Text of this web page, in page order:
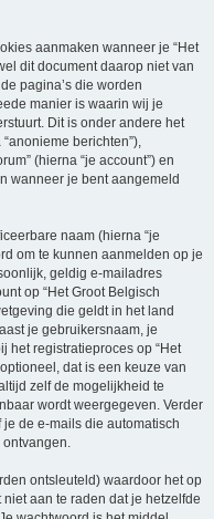
aanmaken wanneer je “Het
dit document daarop niet van
pagina’s die worden
manier is waarin wij je
Dit is onder andere het
berichten”),
(hierna “je account”) en
wanneer je bent aangemeld
naam (hierna “je
om te kunnen aanmelden op je
geldig e-mailadres
op “Het Groot Belgisch
die geldt in het land
je gebruikersnaam, je
het registratieproces op “Het
dat is een keuze van
zelf de mogelijkheid te
wordt weergegeven. Verder
de e-mails die automatisch
ontvangen.
ontsleuteld) waardoor het op
aan te raden dat je hetzelfde